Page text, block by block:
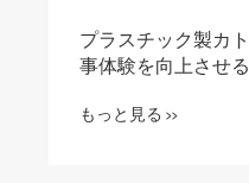
プラスチック製の
生活を改善できる
もっと見る >>